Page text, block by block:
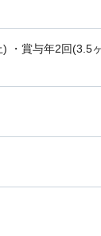
・賞与年2回(3.5